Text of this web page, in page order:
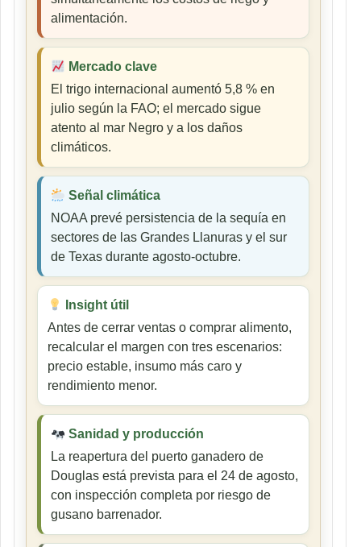
alimentación.
Mercado clave
El trigo internacional aumentó 5,8 % en
julio según la FAO; el mercado sigue
atento al mar Negro y a los daños
climáticos.
Señal climática
NOAA prevé persistencia de la sequía en
sectores de las Grandes Llanuras y el sur
de Texas durante agosto-octubre.
Insight útil
Antes de cerrar ventas o comprar alimento,
recalcular el margen con tres escenarios:
precio estable, insumo más caro y
rendimiento menor.
Sanidad y producción
La reapertura del puerto ganadero de
Douglas está prevista para el 24 de agosto,
con inspección completa por riesgo de
gusano barrenador.